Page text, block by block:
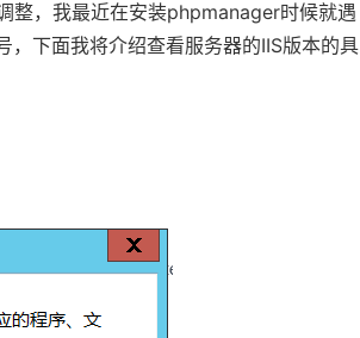
整，我最近在安装phpmanager时候就遇
，下面我将介绍查看服务器的IIS版本的具